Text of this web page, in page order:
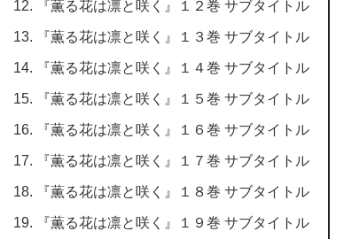
『薫る花は凛と咲く』１２巻 サブタイトル
『薫る花は凛と咲く』１３巻 サブタイトル
『薫る花は凛と咲く』１４巻 サブタイトル
『薫る花は凛と咲く』１５巻 サブタイトル
『薫る花は凛と咲く』１６巻 サブタイトル
『薫る花は凛と咲く』１７巻 サブタイトル
『薫る花は凛と咲く』１８巻 サブタイトル
『薫る花は凛と咲く』１９巻 サブタイトル